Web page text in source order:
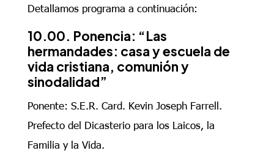
Detallamos programa a continuación:
10.00. Ponencia: “Las
hermandades: casa y escuela de
vida cristiana, comunión y
sinodalidad”
Ponente: S.E.R. Card. Kevin Joseph Farrell.
Prefecto del Dicasterio para los Laicos, la
Familia y la Vida.